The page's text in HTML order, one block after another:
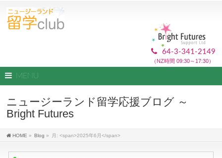
64-3-341-2149
（NZ時間 09:30～17:30）
MENU
ニュージーランド留学応援ブログ ～
Bright Futures
HOME » Blog » 月: <span>2025年6月</span>